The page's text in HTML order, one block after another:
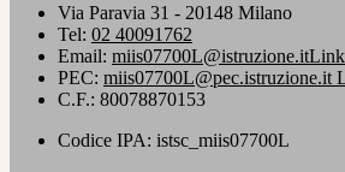
Via Paravia 31 - 20148 Milano
Tel: 02 40091762
Email: miis07700L@istruzione.itLink
PEC: miis07700L@pec.istruzione.it
C.F.: 80078870153
Codice IPA: istsc_miis07700L